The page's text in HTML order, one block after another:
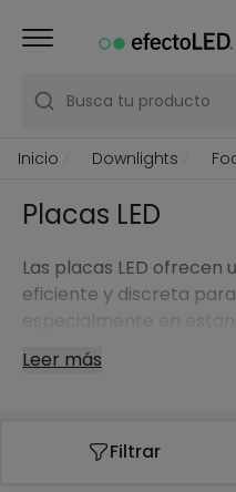
Busca tu producto
Inicio Downlights
Placas LED
Las placas LED ofrecen
eficiente y discreta
especialmente en
luz amplia sin sombras
Leer más
Filtrar